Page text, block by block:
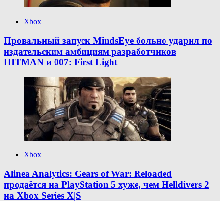
Xbox
Провальный запуск MindsEye больно ударил по
издательским амбициям разработчиков
HITMAN и 007: First Light
Xbox
Alinea Analytics: Gears of War: Reloaded
продаётся на PlayStation 5 хуже, чем Helldivers 2
на Xbox Series X|S